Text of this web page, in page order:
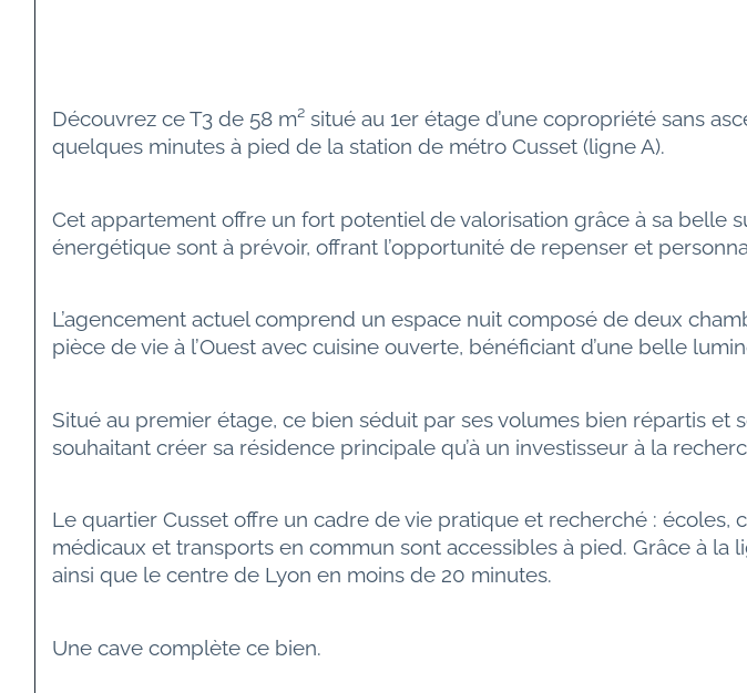
Découvrez ce T3 de 58 m² situé au 1er étage d’une copropriété sans
quelques minutes à pied de la station de métro Cusset (ligne A).
Cet appartement offre un fort potentiel de valorisation grâce à sa belle
énergétique sont à prévoir, offrant l’opportunité de repenser et
L’agencement actuel comprend un espace nuit composé de deux
pièce de vie à l’Ouest avec cuisine ouverte, bénéficiant d’une belle
Situé au premier étage, ce bien séduit par ses volumes bien répartis et
souhaitant créer sa résidence principale qu’à un investisseur à la
Le quartier Cusset offre un cadre de vie pratique et recherché :
médicaux et transports en commun sont accessibles à pied. Grâce à
ainsi que le centre de Lyon en moins de 20 minutes.
Une cave complète ce bien.